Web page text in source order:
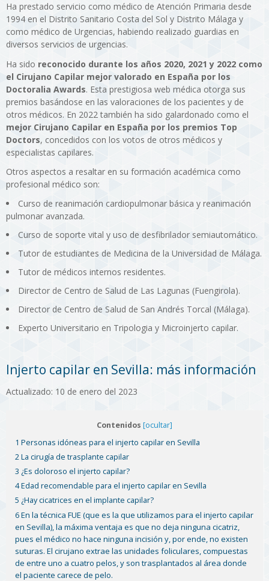
Ha prestado servicio como médico de Atención Primaria desde
1994 en el Distrito Sanitario Costa del Sol y Distrito Málaga y
como médico de Urgencias, habiendo realizado guardias en
diversos servicios de urgencias.
Ha sido reconocido durante los años 2020, 2021 y 2022 como
el Cirujano Capilar mejor valorado en España por los
Doctoralia Awards. Esta prestigiosa web médica otorga sus
premios basándose en las valoraciones de los pacientes y de
otros médicos. En 2022 también ha sido galardonado como el
mejor Cirujano Capilar en España por los premios Top
Doctors, concedidos con los votos de otros médicos y
especialistas capilares.
Otros aspectos a resaltar en su formación académica como
profesional médico son:
Curso de reanimación cardiopulmonar básica y reanimación
pulmonar avanzada.
Curso de soporte vital y uso de desfibrilador semiautomático.
Tutor de estudiantes de Medicina de la Universidad de Málaga.
Tutor de médicos internos residentes.
Director de Centro de Salud de Las Lagunas (Fuengirola).
Director de Centro de Salud de San Andrés Torcal (Málaga).
Experto Universitario en Tripologia y Microinjerto capilar.
Injerto capilar en Sevilla: más información
Actualizado: 10 de enero del 2023
Contenidos [ocultar]
1 Personas idóneas para el injerto capilar en Sevilla
2 La cirugía de trasplante capilar
3 ¿Es doloroso el injerto capilar?
4 Edad recomendable para el injerto capilar en Sevilla
5 ¿Hay cicatrices en el implante capilar?
6En la técnica FUE (que es la que utilizamos para el injerto capilar
en Sevilla), la máxima ventaja es que no deja ninguna cicatriz,
pues el médico no hace ninguna incisión y, por ende, no existen
suturas. El cirujano extrae las unidades foliculares, compuestas
de entre uno a cuatro pelos, y son trasplantados al área donde
el paciente carece de pelo.